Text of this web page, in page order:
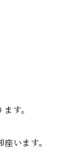
す。
います。